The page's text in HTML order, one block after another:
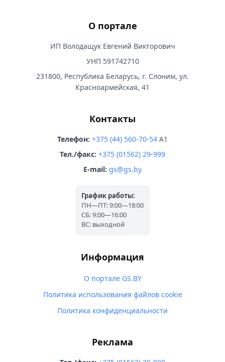
О портале
ИП Володащук Евгений Викторович
УНП 591742710
231800, Республика Беларусь, г. Слоним, ул.
Красноармейская, 41
Контакты
Телефон: +375 (44) 560-70-54 A1
Тел./факс: +375 (01562) 29-999
E-mail: gs@gs.by
График работы:
ПН—ПТ: 9:00—18:00
СБ: 9:00—16:00
ВС: выходной
Информация
О портале GS.BY
Политика использования файлов cookie
Политика конфиденциальности
Реклама